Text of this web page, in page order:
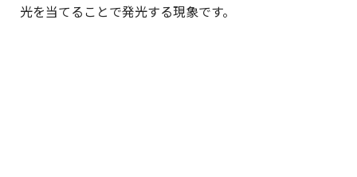
光を当てることで発光する現象です。